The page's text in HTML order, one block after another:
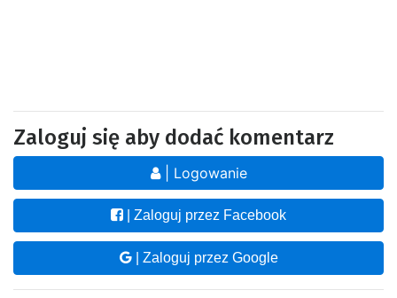
Zaloguj się aby dodać komentarz
| Logowanie
| Zaloguj przez Facebook
| Zaloguj przez Google